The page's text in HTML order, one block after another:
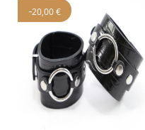
-20,00 €